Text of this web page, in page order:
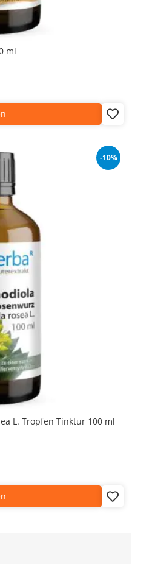
ml
Add
List
-10%
L. Tropfen Tinktur 100 ml
Add